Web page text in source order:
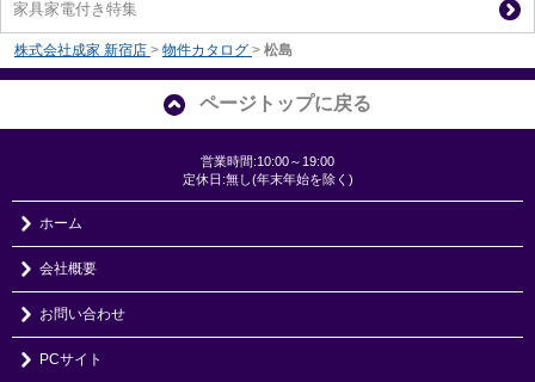
家具家電付き特集
株式会社成家 新宿店 > 物件カタログ > 松島
ページトップに戻る
営業時間:10:00～19:00
定休日:無し(年末年始を除く)
ホーム
会社概要
お問い合わせ
PCサイト